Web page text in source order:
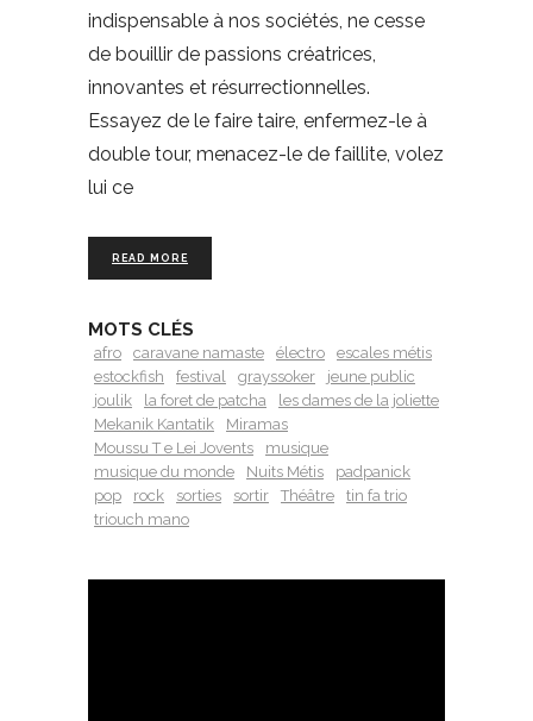
indispensable à nos sociétés, ne cesse
de bouillir de passions créatrices,
innovantes et résurrectionnelles.
Essayez de le faire taire, enfermez-le à
double tour, menacez-le de faillite, volez
lui ce
READ MORE
MOTS CLÉS
afro caravane namaste électro
escales métis
estockfish
festival grayssoker
jeune public
joulik
la foret de patcha
les dames de la joliette
Mekanik Kantatik
Miramas
Moussu T e Lei Jovents
musique
musique du monde
Nuits Métis
padpanick
pop
rock sorties sortir Théâtre
tin fa trio
triouch mano